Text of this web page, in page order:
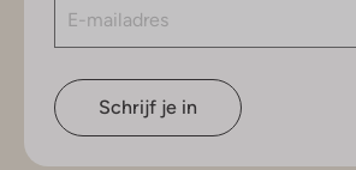
Schrijf je in